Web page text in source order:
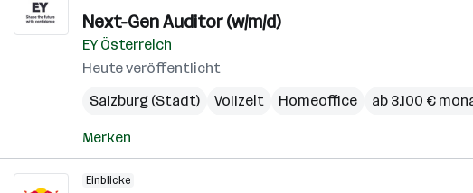
Next-Gen Auditor (w/m/d)
EY Österreich
Heute veröffentlicht
Salzburg (Stadt)
Vollzeit Homeoffice ab 3.100 €
Merken
Einblicke